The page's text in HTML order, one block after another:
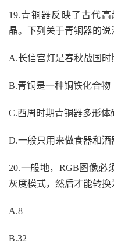
19.青铜器反映了古代
晶。下列关于青铜器的说
A.长信宫灯是春秋战国时
B.青铜是一种铜铁化合物
C.西周时期青铜器多形体
D.一般只用来做食器和酒
20.一般地，RGB图像必
灰度模式，然后才能转换
A.8
B.32